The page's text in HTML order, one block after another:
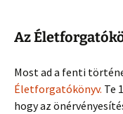
Az
Most ad a fenti
Életforgatókönyv. Te
hogy az